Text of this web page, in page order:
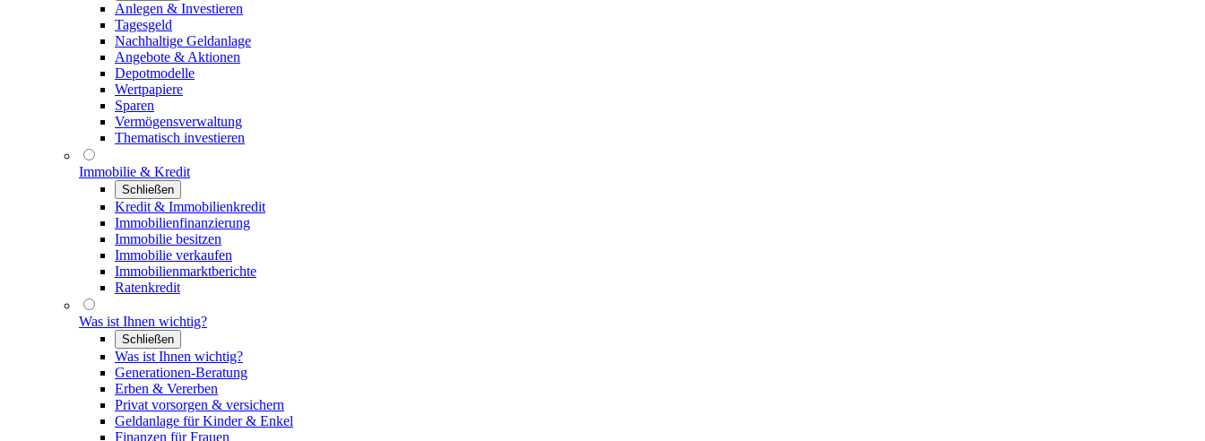
Anlegen & Investieren
Tagesgeld
Nachhaltige Geldanlage
Angebote & Aktionen
Depotmodelle
Wertpapiere
Sparen
Vermögensverwaltung
Thematisch investieren
Immobilie & Kredit
Schließen
Kredit & Immobilienkredit
Immobilienfinanzierung
Immobilie besitzen
Immobilie verkaufen
Immobilienmarktberichte
Ratenkredit
Was ist Ihnen wichtig?
Schließen
Was ist Ihnen wichtig?
Generationen-Beratung
Erben & Vererben
Privat vorsorgen & versichern
Geldanlage für Kinder & Enkel
Finanzen für Frauen